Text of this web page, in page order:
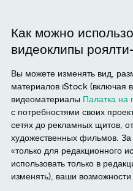
Как можно
видеоклипы
Вы можете изменять вид,
материалов iStock (включая
видеоматериалы Палатка на
с потребностями своих
сетях до рекламных щитов,
художественных фильмов.
«только для редакционного
использовать только в
изменять), ваши возможности